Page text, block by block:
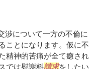
渉について一方の不倫に
ことになります。仮に不
精神的苦痛が全て癒され
では慰謝料請求をしたい